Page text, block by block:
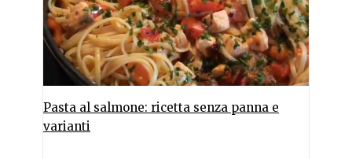
Pasta al salmone: ricetta senza panna e
varianti